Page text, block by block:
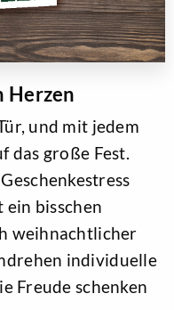
Herzen
und mit jedem
das große Fest.
bisschen
weihnachtlicher
individuelle
Freude schenken